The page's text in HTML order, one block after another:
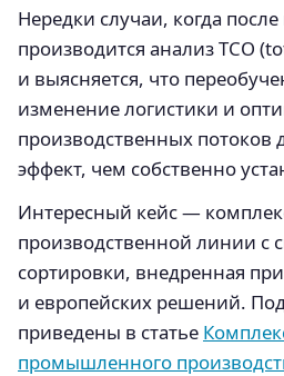
Нередки случаи, когда
производится анализ TCO
и выясняется, что
изменение логистики и
производственных
эффект, чем собственно
Интересный кейс —
производственной линии с
сортировки, внедренная
и европейских решений.
приведены в статье
промышленного